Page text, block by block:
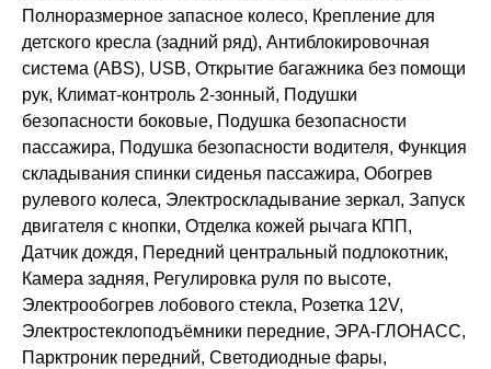
Полноразмерное запасное колесо, Крепление для
детского кресла (задний ряд), Антиблокировочная
система (ABS), USB, Открытие багажника без помощи
рук, Климат-контроль 2-зонный, Подушки
безопасности боковые, Подушка безопасности
пассажира, Подушка безопасности водителя, Функция
складывания спинки сиденья пассажира, Обогрев
рулевого колеса, Электроскладывание зеркал, Запуск
двигателя с кнопки, Отделка кожей рычага КПП,
Датчик дождя, Передний центральный подлокотник,
Камера задняя, Регулировка руля по высоте,
Электрообогрев лобового стекла, Розетка 12V,
Электростеклоподъёмники передние, ЭРА-ГЛОНАСС,
Парктроник передний, Светодиодные фары,